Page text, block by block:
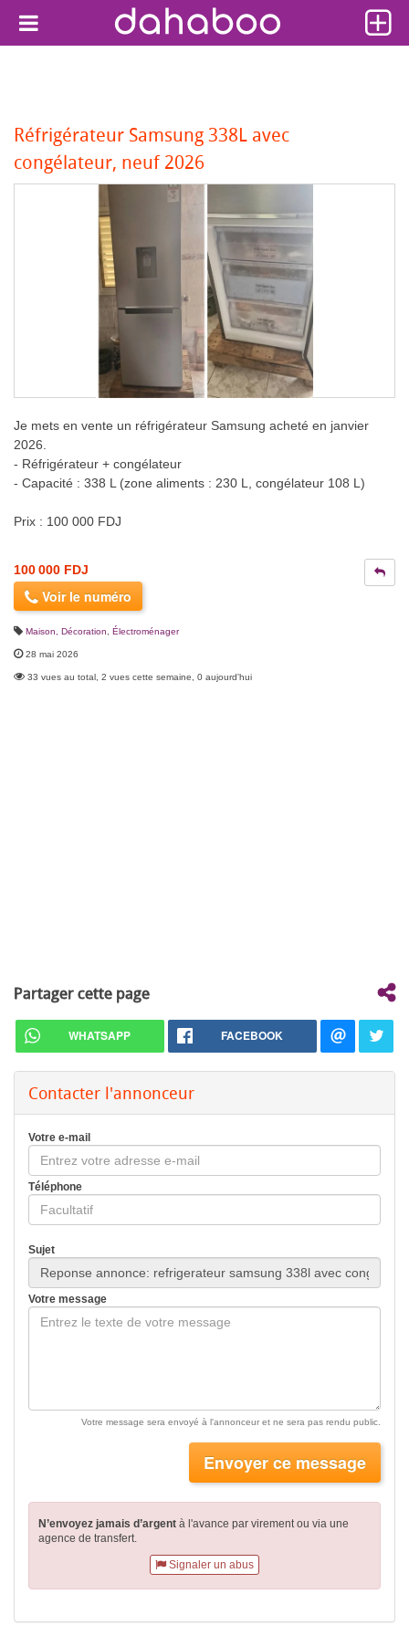
Réfrigérateur Samsung 338L avec
congélateur, neuf 2026
Je mets en vente un réfrigérateur Samsung acheté en janvier
2026.
- Réfrigérateur + congélateur
- Capacité : 338 L (zone aliments : 230 L, congélateur 108 L)
Prix : 100 000 FDJ
100 000 FDJ
Voir le numéro
Maison, Décoration Électroménager
28 mai 2026
33 vues au total, 2 vues cette semaine, 0 aujourd'hui
Partager cette page
WHATSAPP FACEBOOK
Contacter l'annonceur
Votre e-mail
Téléphone
Sujet
Votre message
Votre message sera envoyé à l'annonceur et ne sera pas rendu public.
Envoyer ce message
N’envoyez jamais d’argent à l'avance par virementou via une
agence de transfert.
Signaler un abus